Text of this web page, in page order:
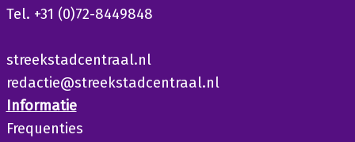
Tel. +31 (0)72-8449848
streekstadcentraal.nl
redactie@streekstadcentraal.nl
Informatie
Frequenties